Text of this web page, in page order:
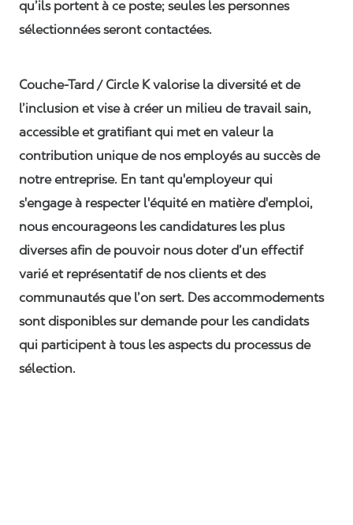
qu’ils portent à ce poste; seules les personnes
sélectionnées seront contactées.
Couche-Tard / Circle K valorise la diversité et de
l’inclusion et vise à créer un milieu de travail sain,
accessible et gratifiant qui met en valeur la
contribution unique de nos employés au succès de
notre entreprise. En tant qu'employeur qui
s'engage à respecter l'équité en matière d'emploi,
nous encourageons les candidatures les plus
diverses afin de pouvoir nous doter d’un effectif
varié et représentatif de nos clients et des
communautés que l’on sert. Des accommodements
sont disponibles sur demande pour les candidats
qui participent à tous les aspects du processus de
sélection.